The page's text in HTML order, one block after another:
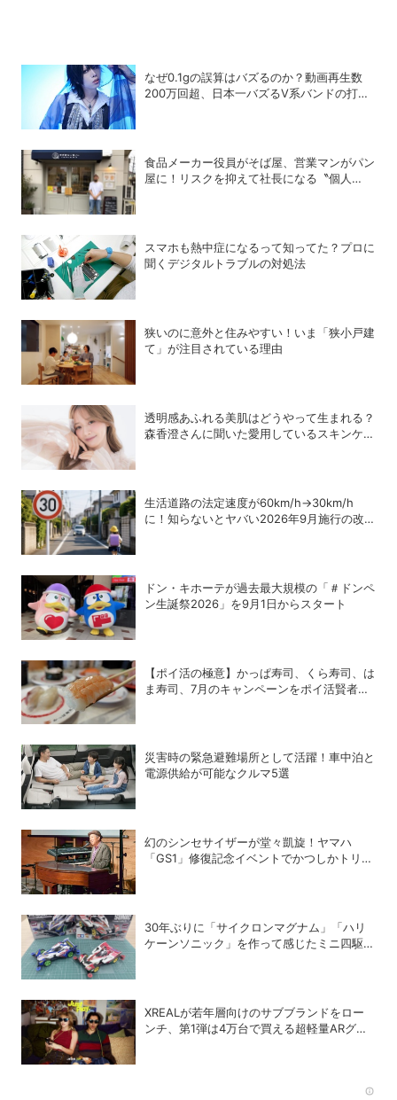
なぜ0.1gの誤算はバズるのか？動画再生数
200万回超、日本一バズるV系バンドの打算
食品メーカー役員がそば屋、営業マンがパン
屋に！リスクを抑えて社長になる〝個人
スマホも熱中症になるって知ってた？プロに
聞くデジタルトラブルの対処法
狭いのに意外と住みやすい！いま「狭小戸建
て」が注目されている理由
透明感あふれる美肌はどうやって生まれる？
森香澄さんに聞いた愛用しているスキンケア
生活道路の法定速度が60km/h→30km/h
に！知らないとヤバい2026年9月施行の改
ドン・キホーテが過去最大規模の「＃ドンペ
ン生誕祭2026」を9月1日からスタート
【ポイ活の極意】かっぱ寿司、くら寿司、は
ま寿司、7月のキャンペーンをポイ活賢者は
災害時の緊急避難場所として活躍！車中泊と
電源供給が可能なクルマ5選
幻のシンセサイザーが堂々凱旋！ヤマハ
「GS1」修復記念イベントでかつしかトリオ
30年ぶりに「サイクロンマグナム」「ハリ
ケーンソニック」を作って感じたミニ四駆の
XREALが若年層向けのサブブランドをロー
ンチ、第1弾は4万台で買える超軽量ARグラ